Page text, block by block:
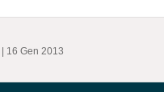
| 16 Gen 2013